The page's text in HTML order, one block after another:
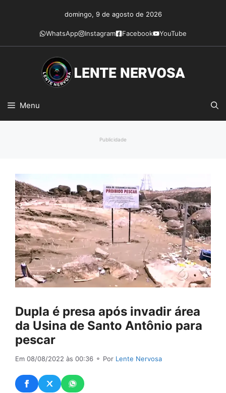
conteúdo
domingo, 9 de agosto de 2026
WhatsApp Instagram Facebook YouTube
Menu
Publicidade
Dupla é presa após invadir área
da Usina de Santo Antônio para
pescar
Em 08/08/2022 às 00:36 ⚬ Por Lente Nervosa